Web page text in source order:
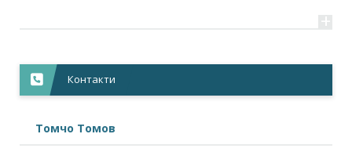
+
Контакти
Томчо Томов